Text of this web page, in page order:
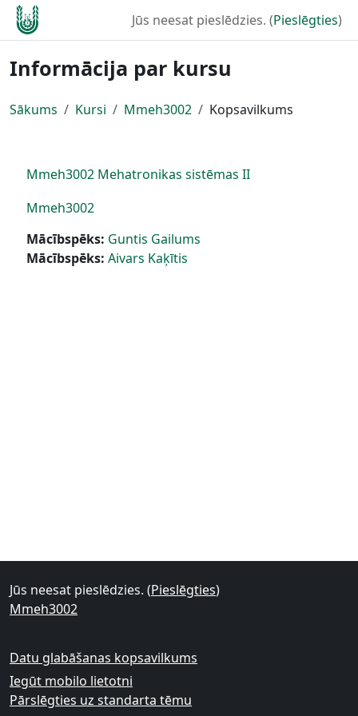
Atvērt galveno saturu
Jūs neesat pieslēdzies. (Pieslēgties)
Informācija par kursu
Sākums Kursi Mmeh3002 Kopsavilkums
Mmeh3002 Mehatronikas sistēmas II
Mmeh3002
Mācībspēks: Guntis Gailums
Mācībspēks: Aivars Kaķītis
Jūs neesat pieslēdzies. (Pieslēgties)
Mmeh3002
Datu glabāšanas kopsavilkums
Iegūt mobilo lietotni
Pārslēgties uz standarta tēmu